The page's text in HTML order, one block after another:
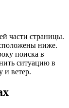
части страницы.
ниже.
поиска в
ситуацию в
и ветер.